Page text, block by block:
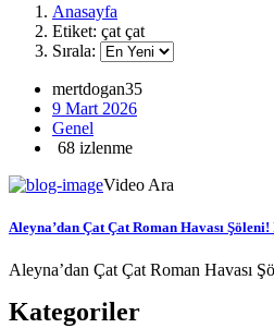
Anasayfa
Etiket: çat çat
Sırala:
mertdogan35
9 Mart 2026
Genel
68 izlenme
Aleyna’dan Çat Çat Roman Havası
Aleyna’dan Çat Çat Roman Havası
Video Ara
Kategoriler